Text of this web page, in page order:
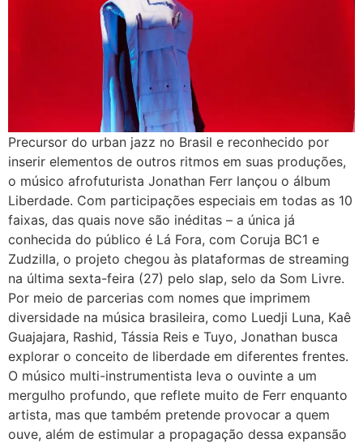
Precursor do urban jazz no Brasil e reconhecido por
inserir elementos de outros ritmos em suas produções,
o músico afrofuturista Jonathan Ferr lançou o álbum
Liberdade. Com participações especiais em todas as 10
faixas, das quais nove são inéditas – a única já
conhecida do público é Lá Fora, com Coruja BC1 e
Zudzilla, o projeto chegou às plataformas de streaming
na última sexta-feira (27) pelo slap, selo da Som Livre.
Por meio de parcerias com nomes que imprimem
diversidade na música brasileira, como Luedji Luna, Kaê
Guajajara, Rashid, Tássia Reis e Tuyo, Jonathan busca
explorar o conceito de liberdade em diferentes frentes.
O músico multi-instrumentista leva o ouvinte a um
mergulho profundo, que reflete muito de Ferr enquanto
artista, mas que também pretende provocar a quem
ouve, além de estimular a propagação dessa expansão